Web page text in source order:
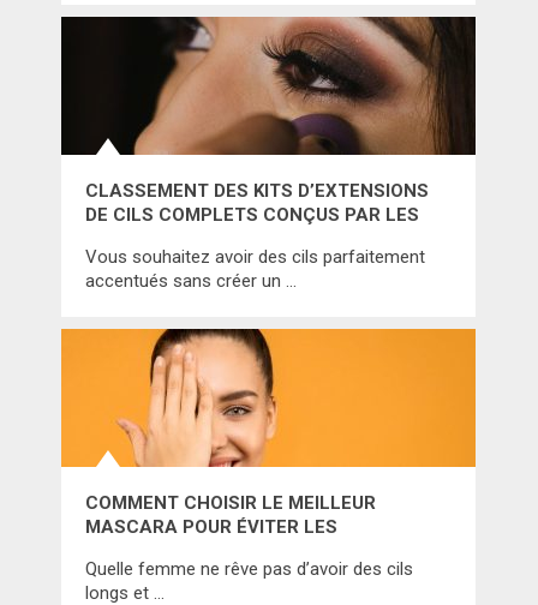
CLASSEMENT DES KITS D’EXTENSIONS
DE CILS COMPLETS CONÇUS PAR LES
Vous souhaitez avoir des cils parfaitement
accentués sans créer un …
COMMENT CHOISIR LE MEILLEUR
MASCARA POUR ÉVITER LES
CLASSEMENT CI-DESSOUS!
Quelle femme ne rêve pas d’avoir des cils
longs et …